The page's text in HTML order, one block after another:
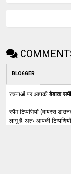
BLOGGER
रचनाओं पर आपकीबेबाक
स्पैम टिप्पणियों (वायरस
लागू है. अतः आपकी